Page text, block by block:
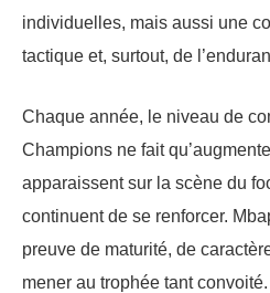
individuelles, mais aussi une
tactique et, surtout, de
Chaque année, le niveau de
Champions ne fait
apparaissent sur la scène du
continuent de se renforcer.
preuve de maturité, de
mener au trophée tant